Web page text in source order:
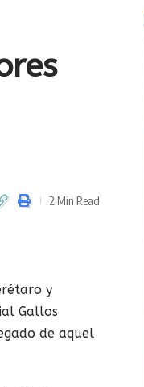
2 Min Read
y
Gallos
de aquel